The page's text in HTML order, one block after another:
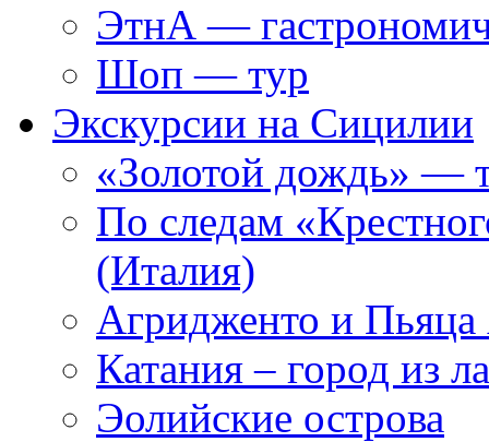
ЭтнА —
Шоп — тур
Экскурсии на Сицилии
«Золотой дождь» —
По следам
(Италия)
Агридженто и
Катания – город из
Эолийские острова